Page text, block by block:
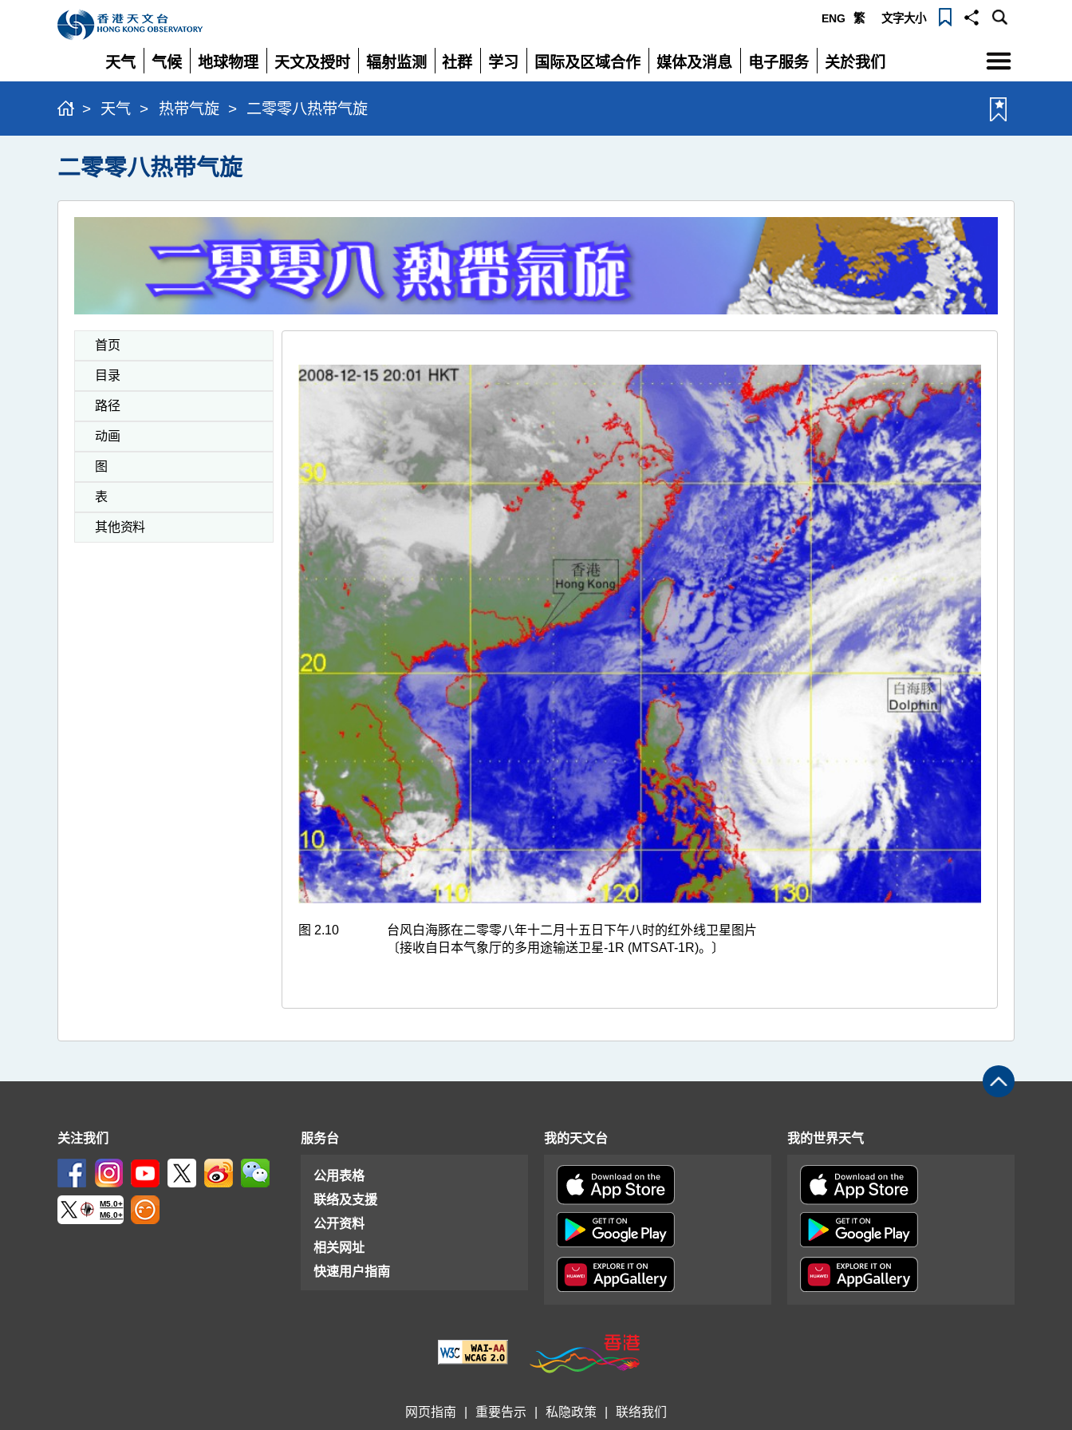
ENG 繁 文字大小
天气
展
开
气候
展
开
地球物理
展
开
天文及授时
展
开
辐射监测
展
开
社群
展
学习
展
国际及区域合作
展
媒体及消息
展
电子服务
展
关於我们
展
选
单
> 天气 > 热带气旋 > 二零零八热带气旋
二零零八热带气旋
首页
目录
路径
动画
图
表
其他资料
图 2.10
台风白海豚在二零零八年十二月十五日下午八时的红外线卫星图片
〔接收自日本气象厅的多用途输送卫星-1R (MTSAT-1R)。〕
关注我们
M5.0+
M6.0+
服务台
公用表格
联络及支援
公开资料
相关网址
快速用户指南
我的天文台 我的世界天气
网页指南 重要告示 私隐政策 联络我们